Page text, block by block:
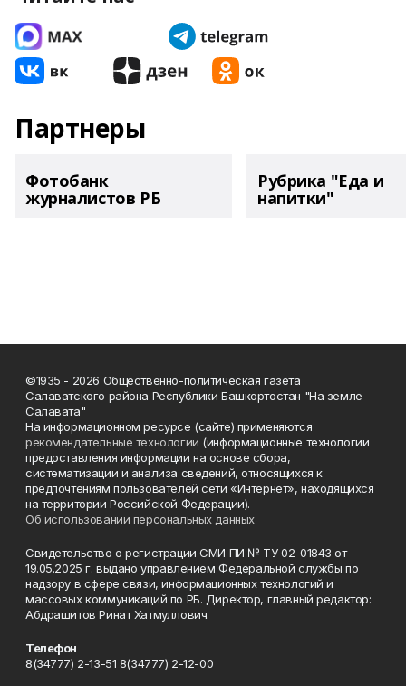
Партнеры
Фотобанк
журналистов РБ
Рубрика "Еда и
напитки"
©1935 - 2026 Общественно-политическая газета
Салаватского района Республики Башкортостан "На земле
Салавата"
На информационном ресурсе (сайте) применяются
рекомендательные технологии (информационные технологии
предоставления информации на основе сбора,
систематизации и анализа сведений, относящихся к
предпочтениям пользователей сети «Интернет», находящихся
на территории Российской Федерации).
Об использовании персональных данных
Свидетельство о регистрации СМИ ПИ № ТУ 02-01843 от
19.05.2025 г. выдано управлением Федеральной службы по
надзору в сфере связи, информационных технологий и
массовых коммуникаций по РБ. Директор, главный редактор:
Абдрашитов Ринат Хатмуллович.
Телефон
8(34777) 2-13-51 8(34777) 2-12-00